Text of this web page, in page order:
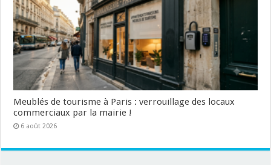
Meublés de tourisme à Paris : verrouillage des locaux
commerciaux par la mairie !
6 août 2026